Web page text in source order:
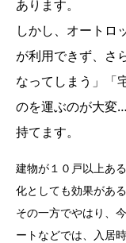
あります。
しかし、オートロ
が利用できず、さ
なってしまう」「
のを運ぶのが大変
持てます。
建物が１０戸以上あ
化としても効果があ
その一方でやはり、
ートなどでは、入居